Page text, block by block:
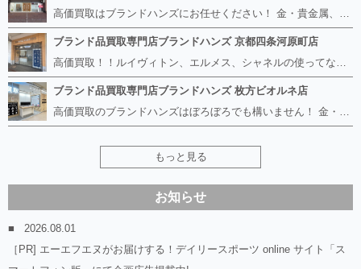
高価買取はブランドハンズにお任せください！ 金・貴金属、ルイヴィトン、エルメス、シャネル、ロレックスは特に力を入れておりますが、 他店で断られたボロボロになったバッグや財布、壊れたブランド品、時計、千切れた貴金属もお買取り可能です。 経験豊富な鑑定士が宝石やダイヤモンドの鑑定書がないものでもしっかり見させて頂きます。 その他ブランド食器、銀シルバー製品、美容機器、脱毛器、スマホなど幅広く取り扱っております！ 是非お気軽にお越しください。
ブランド品買取専門店ブランドハンズ 京都四条河原町店
高価買取！！ルイヴィトン、エルメス、シャネルの使ってないものなど ブランドハンズならボロボロでも構いません。 他店に断られたものも当店ならお買取り可能です！ ロレックスやフェンディ、グッチも大歓迎です！ ブランド品や貴金属、時計、宝石、ダイヤモンドは特に高価買取ですのでお査定だけでもお待ちしております。
ブランド品買取専門店ブランドハンズ 枚方ビオルネ店
高価買取のブランドハンズはぼろぼろでも構いません！ 金・貴金属、ルイヴィトンやエルメス、シャネルの使ってないものはございませんか？ 他店に断られたものも当店ならお買取り可能です！ ロレックスやフェンディ、グッチも大歓迎！ ブランド品や貴金属、時計、宝石、ダイヤモンドは特に高価買取ですがブランド食器、スマホ、美容機器、銀製品など幅広く取り扱っております。
もっと見る
お知らせ
2026.08.01
［PR] エーエフエヌがお届けする！デイリースポーツ online サイト「ス